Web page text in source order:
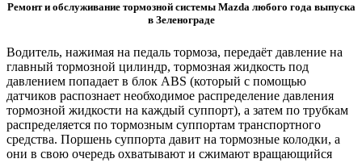
Ремонт и обслуживание тормозной системы Mazda любого года выпуска
в Зеленограде
Водитель, нажимая на педаль тормоза, передаёт давление на
главный тормозной цилиндр, тормозная жидкость под
давлением попадает в блок ABS (который с помощью
датчиков распознает необходимое распределение давления
тормозной жидкости на каждый суппорт), а затем по трубкам
распределяется по тормозным суппортам транспортного
средства. Поршень суппорта давит на тормозные колодки, а
они в свою очередь охватывают и сжимают вращающийся